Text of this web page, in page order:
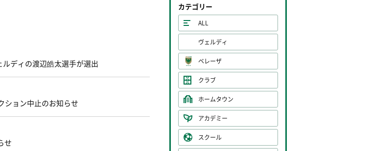
ディの渡辺皓太選手が選出
ション中止のお知らせ
せ
カテゴリー
ALL
ヴェルディ
ベレーザ
クラブ
ホームタウン
アカデミー
スクール